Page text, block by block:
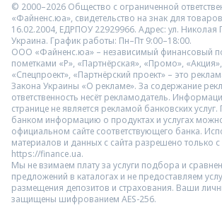
© 2000–2026 Общество с ограниченной
«Файненс.юа», свидетельство на знак для
16.02.2004, ЕДРПОУ 22929966. Адрес: ул. Николая
Украина. График работы: Пн–Пт 9:00–18:00.
ООО «Файненс.юа» – независимый финансовый
пометками «Р», «Партнёрская», «Промо»,
«Спецпроект», «Партнёрский проект» – это
Закона Украины «О рекламе». За содержание
ответственность несёт рекламодатель.
странице не является рекламой банковских
банком информацию о продуктах и услугах
официальном сайте соответствующего банка.
материалов и данных с сайта разрешено только с
https://finance.ua.
Мы не взимаем плату за услуги подбора и
предложений в каталогах и не предоставляем
размещения депозитов и страхования. Ваши
защищены шифрованием AES-256.